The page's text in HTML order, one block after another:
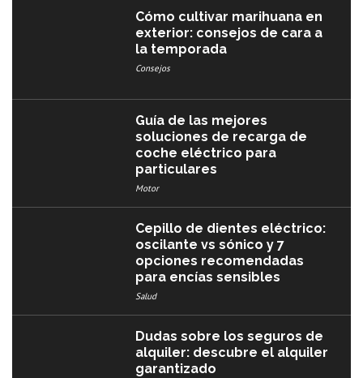
Cómo cultivar marihuana en
exterior: consejos de cara a
la temporada
Consejos
Guía de las mejores
soluciones de recarga de
coche eléctrico para
particulares
Motor
Cepillo de dientes eléctrico:
oscilante vs sónico y 7
opciones recomendadas
para encías sensibles
Salud
Dudas sobre los seguros de
alquiler: descubre el alquiler
garantizado